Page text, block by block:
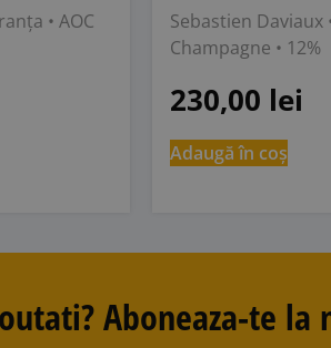
• AOC
Sebastien Daviaux
Champagne • 12%
230,00 lei
Adaugă în coș
Aboneaza-te